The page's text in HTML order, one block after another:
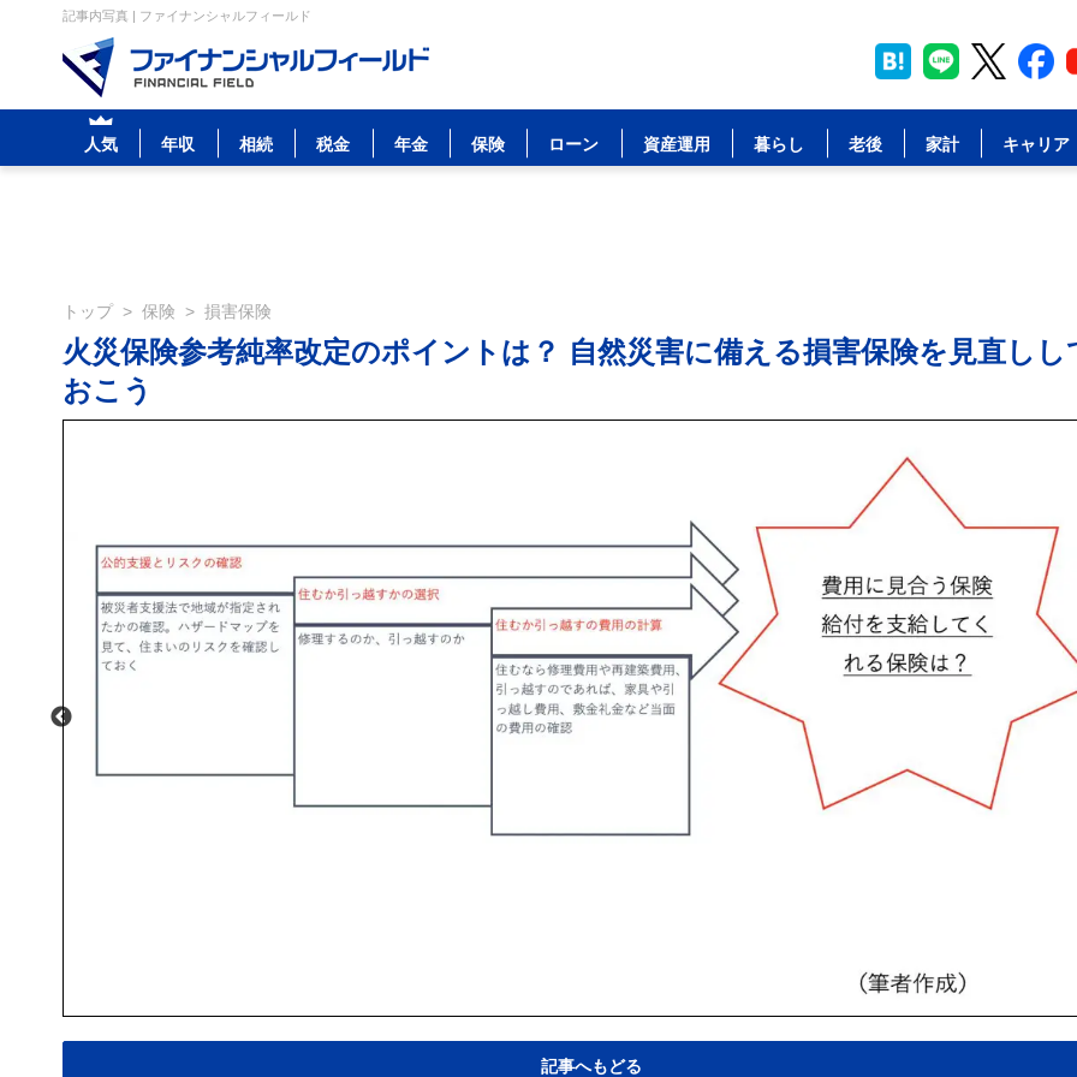
記事内写真 | ファイナンシャルフィールド
人気 年収 相続 税金 年金 保険 ローン 資産運用 暮らし 老後 家計 キャリア
トップ > 保険 > 損害保険
火災保険参考純率改定のポイントは？ 自然災害に備える損害保険を見直しし
おこう
記事へもどる